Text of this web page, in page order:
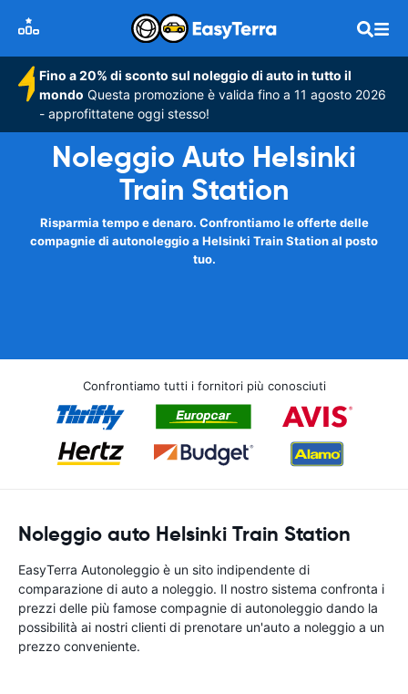
Fino a 20% di sconto sul noleggio di auto in tutto il
mondo Questa promozione è valida fino a 11 agosto 2026
- approfittatene oggi stesso!
Noleggio Auto Helsinki
Train Station
Risparmia tempo e denaro. Confrontiamo le offerte delle
compagnie di autonoleggio a Helsinki Train Station al posto
tuo.
Confrontiamo tutti i fornitori più conosciuti
Noleggio auto Helsinki Train Station
EasyTerra Autonoleggio è un sito indipendente di
comparazione di auto a noleggio. Il nostro sistema confronta i
prezzi delle più famose compagnie di autonoleggio dando la
possibilità ai nostri clienti di prenotare un'auto a noleggio a un
prezzo conveniente.